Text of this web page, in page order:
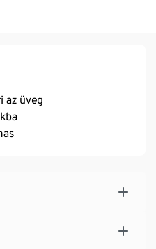
az üveg